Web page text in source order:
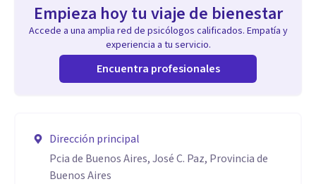
Empieza hoy tu viaje de bienestar
Accede a una amplia red de psicólogos calificados. Empatía y
experiencia a tu servicio.
Encuentra profesionales
Dirección principal
Pcia de Buenos Aires, José C. Paz, Provincia de
Buenos Aires